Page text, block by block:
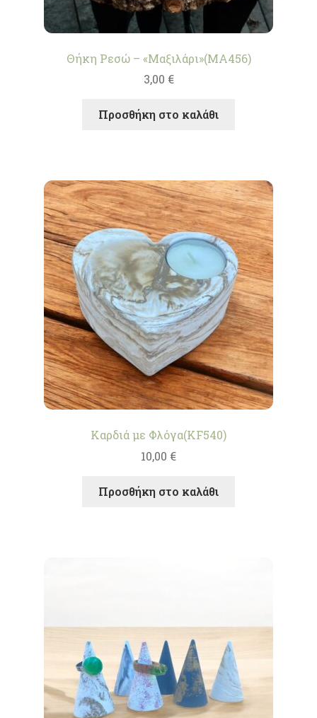
Θήκη Ρεσώ – «Μαξιλάρι»(MA456)
3,00 €
Προσθήκη στο καλάθι
Καρδιά με Φλόγα(KF540)
10,00 €
Προσθήκη στο καλάθι